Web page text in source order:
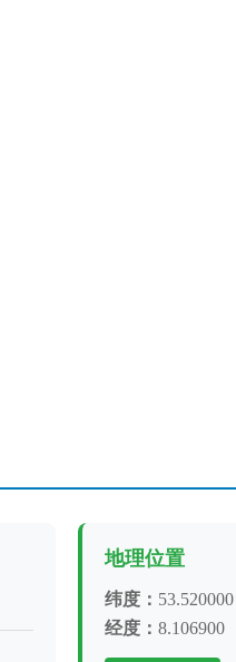
地理位置
纬度： 53.520000
经度： 8.106900